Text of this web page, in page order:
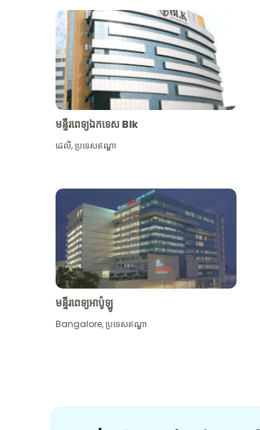
មន្ទីរពេទ្យឯកទេស Blk
ដេលី,ប្រទេសឥណ្ឌា
មន្ទីរពេទ្យអាប៉ូឡូ
Bangalore,ប្រទេសឥណ្ឌា